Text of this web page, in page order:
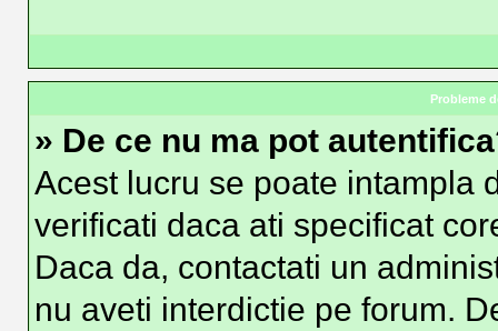
Probleme
» De ce nu ma pot
Acest lucru se poate intampla
verificati daca ati specificat
Daca da, contactati un
nu aveti interdictie pe forum.